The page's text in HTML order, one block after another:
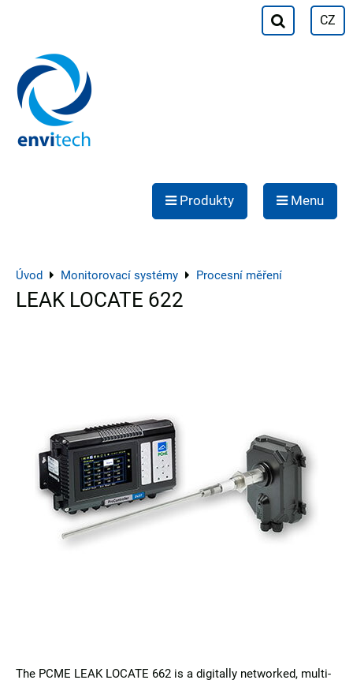
CZ
Produkty Menu
Úvod Monitorovací systémy Procesní měření
LEAK LOCATE 622
The PCME LEAK LOCATE 662 is a digitally networked, multi-